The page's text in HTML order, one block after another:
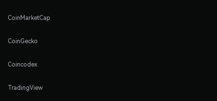
CoinMarketCap
CoinGecko
Coincodex
TradingView